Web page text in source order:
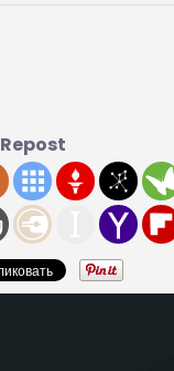
Repost